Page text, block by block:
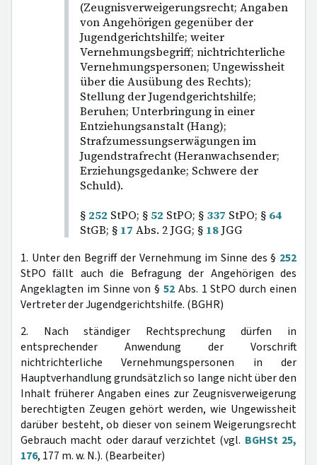
(Zeugnisverweigerungsrecht; Angaben
von Angehörigen gegenüber der
Jugendgerichtshilfe; weiter
Vernehmungsbegriff; nichtrichterliche
Vernehmungspersonen; Ungewissheit
über die Ausübung des Rechts);
Stellung der Jugendgerichtshilfe;
Beruhen; Unterbringung in einer
Entziehungsanstalt (Hang);
Strafzumessungserwägungen im
Jugendstrafrecht (Heranwachsender;
Erziehungsgedanke; Schwere der
Schuld).
§ 252 StPO; § 52 StPO; § 337 StPO; § 64
StGB; § 17 Abs. 2 JGG; § 18JGG
1. Unter den Begriff der Vernehmung im Sinne des § 252
StPO fällt auch die Befragung der Angehörigen des
Angeklagten im Sinne von § 52 Abs. 1 StPO durch einen
Vertreter der Jugendgerichtshilfe. (BGHR)
2. Nach ständiger Rechtsprechung dürfen in
entsprechender Anwendung der Vorschrift
nichtrichterliche Vernehmungspersonen in der
Hauptverhandlung grundsätzlich so lange nicht über den
Inhalt früherer Angaben eines zur Zeugnisverweigerung
berechtigten Zeugen gehört werden, wie Ungewissheit
darüber besteht, ob dieser von seinem Weigerungsrecht
Gebrauch macht oder darauf verzichtet (vgl. BGHSt 25,
176, 177 m. w. N.). (Bearbeiter)